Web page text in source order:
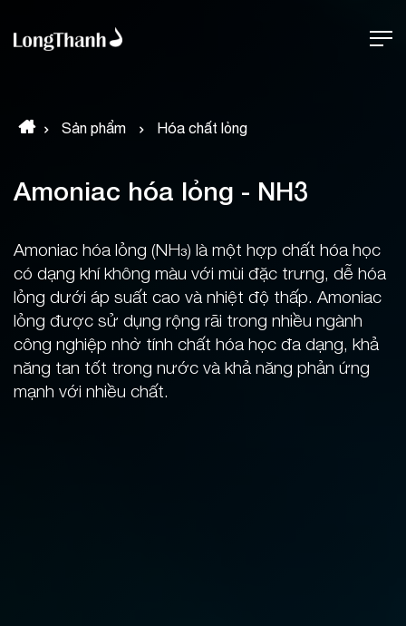
Sản phẩm Hóa chất lỏng
Amoniac hóa lỏng - NH3
Amoniac hóa lỏng (NH₃) là một hợp chất hóa học
có dạng khí không màu với mùi đặc trưng, dễ hóa
lỏng dưới áp suất cao và nhiệt độ thấp. Amoniac
lỏng được sử dụng rộng rãi trong nhiều ngành
công nghiệp nhờ tính chất hóa học đa dạng, khả
năng tan tốt trong nước và khả năng phản ứng
mạnh với nhiều chất.